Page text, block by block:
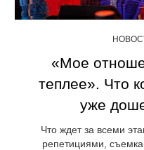
«Мое
теплее». Что
уже
Что ждет за всеми
репетициями,